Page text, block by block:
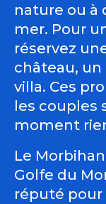
nature ou à
mer. Pour
réservez
château,
villa. Ces
les couples
moment
Le
Golfe du
réputé